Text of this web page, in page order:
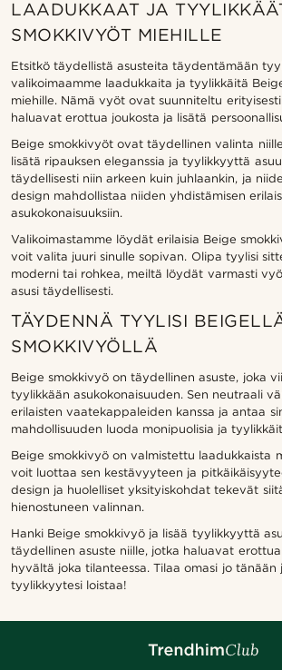
LAADUKKAAT JA
SMOKKIVYÖT MIEHILLE
Etsitkö täydellistä asusteita täydentämään
valikoimaamme laadukkaita ja tyylikkäitä
miehille. Nämä vyöt ovat suunniteltu
haluavat erottua joukosta ja lisätä
Beige smokkivyöt ovat täydellinen valinta
lisätä ripauksen eleganssia ja tyylikkyyttä
täydellisesti niin arkeen kuin juhlaankin, ja
design mahdollistaa niiden yhdistämisen
asukokonaisuuksiin.
Valikoimastamme löydät erilaisia Beige
voit valita juuri sinulle sopivan. Olipa tyylisi
moderni tai rohkea, meiltä löydät varmasti
asusi täydellisesti.
TÄYDENNÄ TYYLISI
SMOKKIVYÖLLÄ
Beige smokkivyö on täydellinen asuste, joka
tyylikkään asukokonaisuuden. Sen neutraali
erilaisten vaatekappaleiden kanssa ja antaa
mahdollisuuden luoda monipuolisia ja
Beige smokkivyö on valmistettu laadukkaista
voit luottaa sen kestävyyteen ja
design ja huolelliset yksityiskohdat tekevät
hienostuneen valinnan.
Hanki Beige smokkivyö ja lisää tyylikkyyttä
täydellinen asuste niille, jotka haluavat
hyvältä joka tilanteessa. Tilaa omasi jo tänään
tyylikkyytesi loistaa!